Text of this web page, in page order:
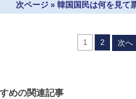
次ページ » 韓国国民は何を見て
1 2 次へ
めの関連記事